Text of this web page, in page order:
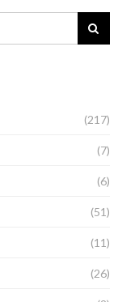
(217)
(7)
(6)
(51)
(11)
(26)